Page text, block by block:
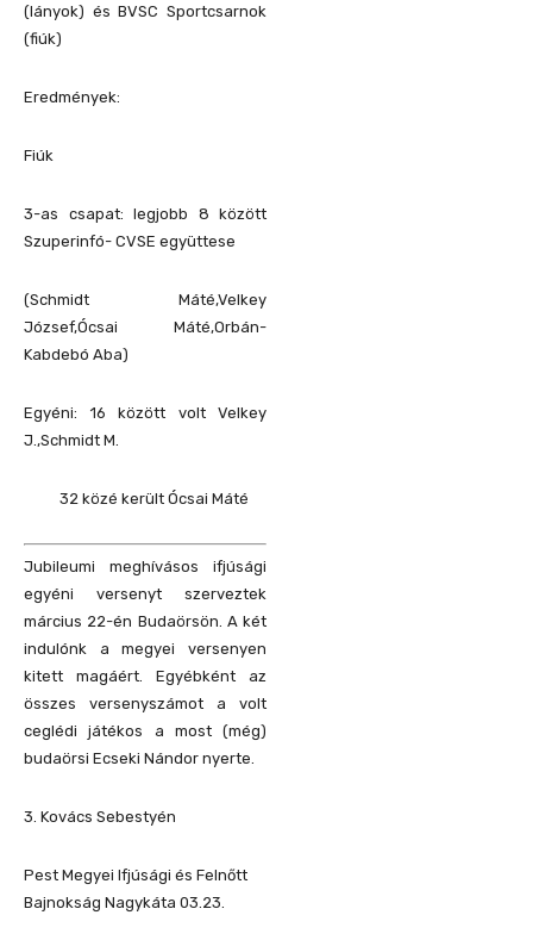
(lányok) és BVSC Sportcsarnok
(fiúk)
Eredmények:
Fiúk
3-as csapat: legjobb 8 között
Szuperinfó- CVSE együttese
(Schmidt Máté,Velkey
József,Ócsai Máté,Orbán-
Kabdebó Aba)
Egyéni: 16 között volt Velkey
J.,Schmidt M.
32 közé került Ócsai Máté
Jubileumi meghívásos ifjúsági
egyéni versenyt szerveztek
március 22-én Budaörsön. A két
indulónk a megyei versenyen
kitett magáért. Egyébként az
összes versenyszámot a volt
ceglédi játékos a most (még)
budaörsi Ecseki Nándor nyerte.
3. Kovács Sebestyén
Pest Megyei Ifjúsági és Felnőtt
Bajnokság Nagykáta 03.23.